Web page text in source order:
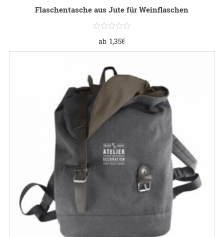
Flaschentasche aus Jute für Weinflaschen
ab 1,35€